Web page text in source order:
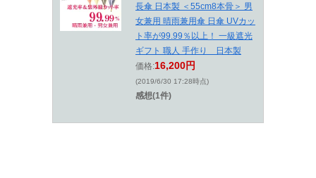
長傘 日本製 ＜55cm8本骨＞ 男
女兼用 晴雨兼用傘 日傘 UVカッ
ト率が99.99％以上！ 一級遮光
ギフト 職人 手作り 日本製
価格:16,200円
(2019/6/30 17:28時点)
感想(1件)